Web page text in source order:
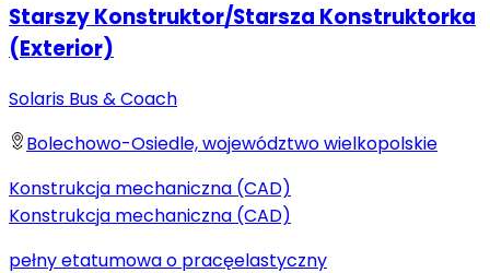
Starszy Konstruktor/Starsza Konstruktorka
(Exterior)
Solaris Bus & Coach
Bolechowo-Osiedle, województwo wielkopolskie
Konstrukcja mechaniczna (CAD)
Konstrukcja mechaniczna (CAD)
pełny etatumowa o pracęelastyczny